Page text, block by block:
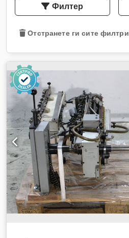
Филтер
Отстранете ги сите филтри